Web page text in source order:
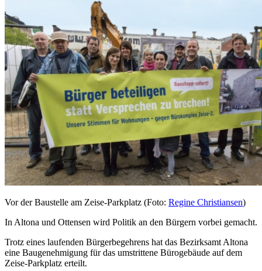
Vor der Baustelle am Zeise-Parkplatz (Foto: Regine Christiansen)
In Altona und Ottensen wird Politik an den Bürgern vorbei gemacht.
Trotz eines laufenden Bürgerbegehrens hat das Bezirksamt Altona
eine Baugenehmigung für das umstrittene Bürogebäude auf dem
Zeise-Parkplatz erteilt.